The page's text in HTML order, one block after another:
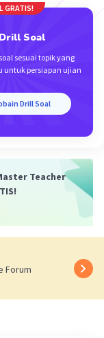
GRATIS!
Drill Soal
sesuai topik yang
untuk persiapan ujian
Drill Soal
Teacher
Forum